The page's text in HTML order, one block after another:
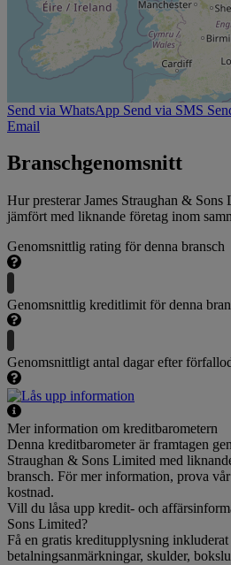
Send via WhatsApp Send via SMS
Email
Branschgenomsnitt
Hur presterar James Straughan &
jämfört med liknande företag inom
Genomsnittlig rating för denna bransch
Genomsnittlig kreditlimit för denna
Genomsnittligt antal dagar efter
Mer information om kreditbarometern
Denna kreditbarometer är framtagen
Straughan & Sons Limited med
bransch. För mer information, prova
kostnad.
Vill du låsa upp kredit- och
Sons Limited?
Få en gratis kreditupplysning
betalningsanmärkningar, skulder,